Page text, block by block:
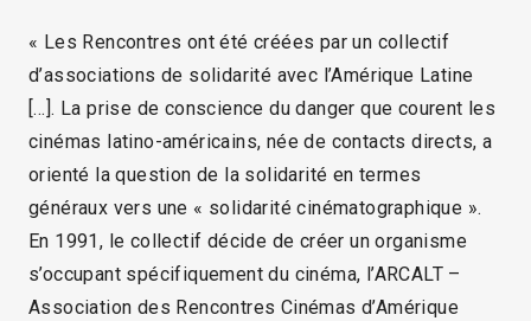
« Les Rencontres ont été créées par un collectif
d’associations de solidarité avec l’Amérique Latine
[…]. La prise de conscience du danger que courent les
cinémas latino-américains, née de contacts directs, a
orienté la question de la solidarité en termes
généraux vers une « solidarité cinématographique ».
En 1991, le collectif décide de créer un organisme
s’occupant spécifiquement du cinéma, l’ARCALT –
Association des Rencontres Cinémas d’Amérique